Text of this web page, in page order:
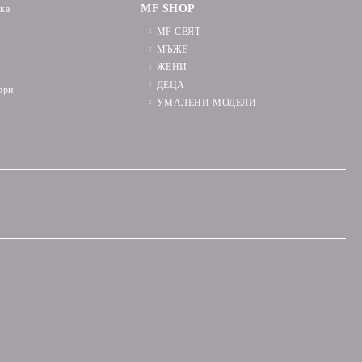
MF SHOP
MF СВЯТ
МЪЖЕ
ЖЕНИ
ДЕЦА
УМАЛЕНИ МОДЕЛИ